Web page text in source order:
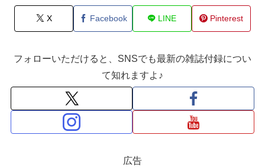
X Facebook LINE Pinterest
フォローいただけると、SNSでも最新の雑誌付録につい
て知れますよ♪
広告